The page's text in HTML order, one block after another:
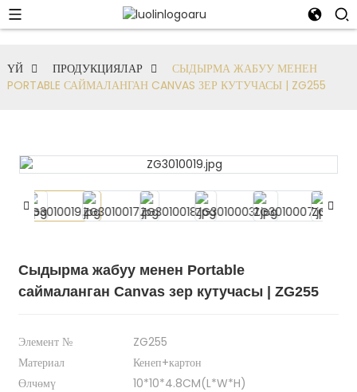
ҮЙ ПРОДУКЦИЯЛАР
СЫДЫРМА ЖАБУУ МЕНЕН
PORTABLE САЙМАЛАНГАН CANVAS ЗЕР КУТУЧАСЫ | ZG255
Сыдырма жабуу менен Portable
саймаланган Canvas зер кутучасы | ZG255
Элемент №
ZG255
Материал
Кенеп+картон
Өлчөмү
10*10*4.8CM(L*W*H)